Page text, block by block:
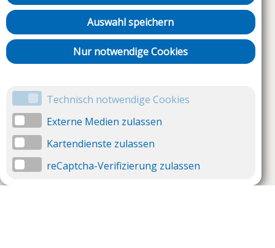
Auswahl speichern
Nur notwendige Cookies
Technisch notwendige Cookies
Externe Medien zulassen
Kartendienste zulassen
reCaptcha-Verifizierung zulassen